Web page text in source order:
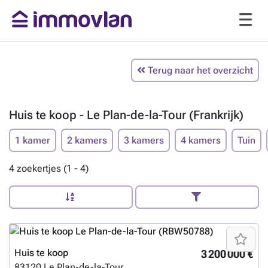
Terug naar het overzicht
Huis te koop - Le Plan-de-la-Tour (Frankrijk)
1 kamer 2 kamers 3 kamers 4 kamers Tuin
4 zoekertjes (1 - 4)
3 200 000 €
Huis te koop